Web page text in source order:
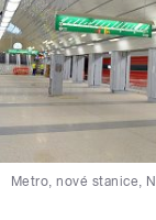
Metro, nové stanice,